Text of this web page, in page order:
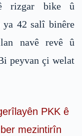
rizgar bike û
ya 42 salî binêre
navê revê û
peyvan çi welat
PKK ê
mezintirîn